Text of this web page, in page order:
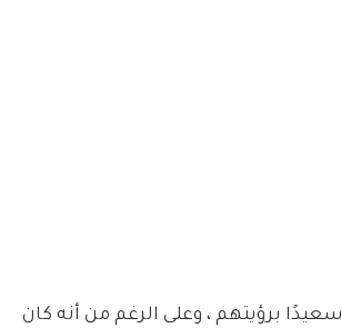
برؤيتهم ، وعلى الرغم من أنه كان